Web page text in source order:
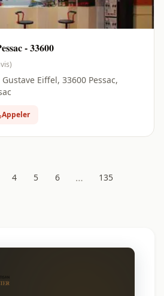
- 33600
Gustave Eiffel, 33600 Pessac,
Appeler
4 5 6 … 135